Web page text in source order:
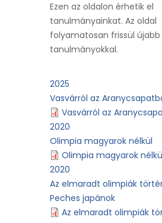
Ezen az oldalon érhetik el
tanulmányainkat. Az oldal
folyamatosan frissül újabb
tanulmányokkal.
2025
Vasvárról az
Vasvárról az
2020
Olimpia magyarok nélkül
Olimpia magyarok
2020
Az elmaradt olimpiák
Peches japánok
Az elmaradt olimpiák